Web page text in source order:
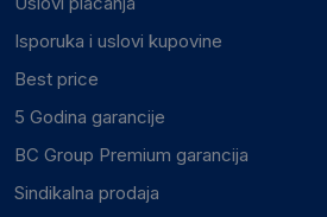
Isporuka i uslovi kupovine
Best price
5 Godina garancije
BC Group Premium garancija
Sindikalna prodaja